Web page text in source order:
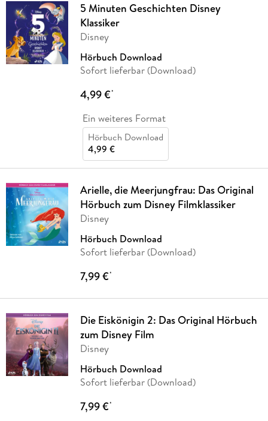
5 Minuten Geschichten Disney
Klassiker
Disney
Hörbuch Download
Sofort lieferbar (Download)
4,99 €*
Ein weiteres Format
Hörbuch Download
4,99 €
Arielle, die Meerjungfrau: Das Original
Hörbuch zum Disney Filmklassiker
Disney
Hörbuch Download
Sofort lieferbar (Download)
7,99 €*
Die Eiskönigin 2: Das Original Hörbuch
zum Disney Film
Disney
Hörbuch Download
Sofort lieferbar (Download)
7,99 €*